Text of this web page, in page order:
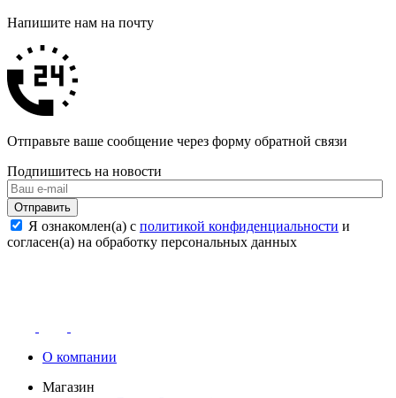
Напишите нам на почту
Отправьте ваше сообщение через форму обратной связи
Подпишитесь на новости
Отправить
Я ознакомлен(а) с политикой конфиденциальности и
согласен(а) на обработку персональных данных
О компании
Магазин